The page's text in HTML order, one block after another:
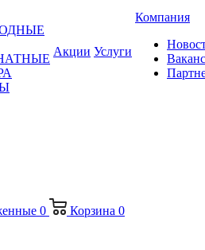
Акции Услуги
Компания
0 Корзина 0